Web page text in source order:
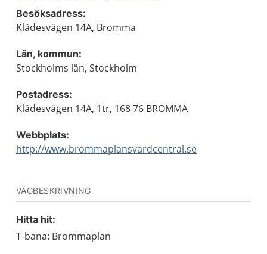
Besöksadress:
Klädesvägen 14A, Bromma
Län, kommun:
Stockholms län, Stockholm
Postadress:
Klädesvägen 14A, 1tr, 168 76 BROMMA
Webbplats:
http://www.brommaplansvardcentral.se
VÄGBESKRIVNING
Hitta hit:
T-bana: Brommaplan